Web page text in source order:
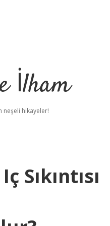
İlham
neşeli hikayeler!